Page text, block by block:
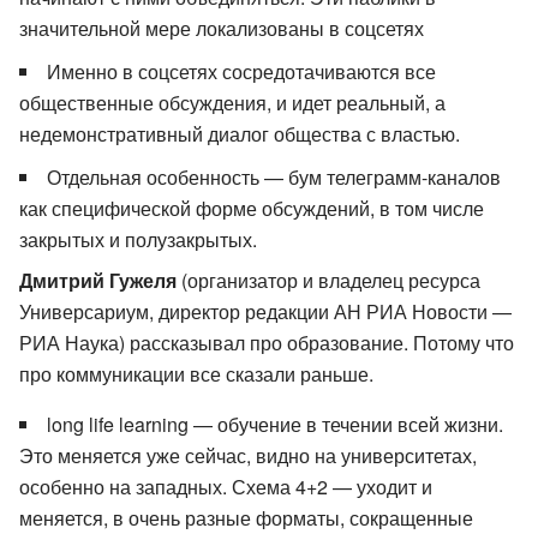
значительной мере локализованы в соцсетях
Именно в соцсетях сосредотачиваются все
общественные обсуждения, и идет реальный, а
недемонстративный диалог общества с властью.
Отдельная особенность — бум телеграмм-каналов
как специфической форме обсуждений, в том числе
закрытых и полузакрытых.
Дмитрий Гужеля (организатор и владелец ресурса
Универсариум, директор редакции АН РИА Новости —
РИА Наука) рассказывал про образование. Потому что
про коммуникации все сказали раньше.
long life learning — обучение в течении всей жизни.
Это меняется уже сейчас, видно на университетах,
особенно на западных. Схема 4+2 — уходит и
меняется, в очень разные форматы, сокращенные